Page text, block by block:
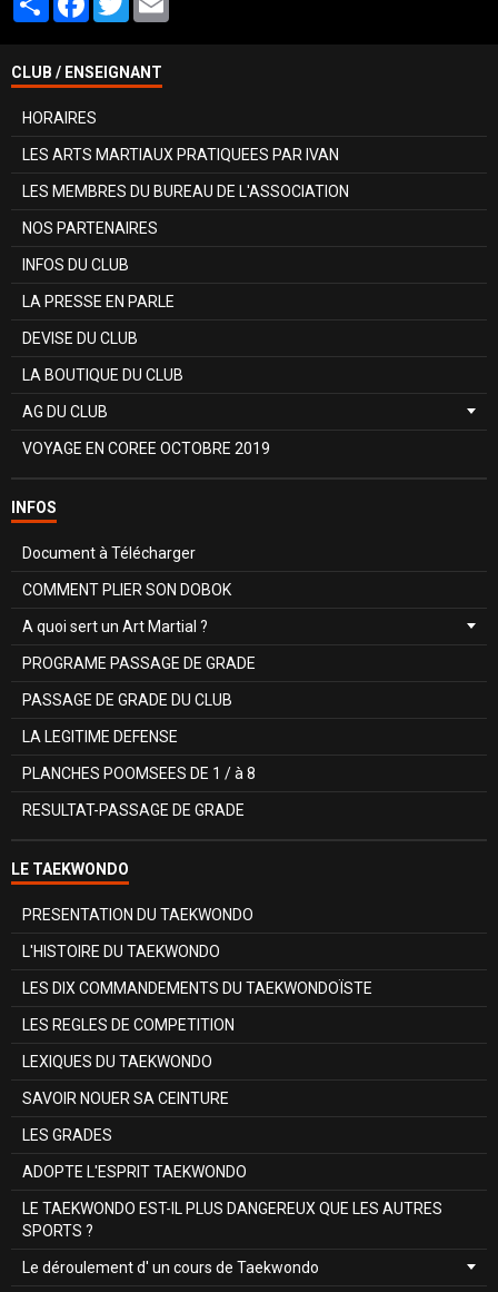
CLUB / ENSEIGNANT
HORAIRES
LES ARTS MARTIAUX PRATIQUEES PAR IVAN
LES MEMBRES DU BUREAU DE L'ASSOCIATION
NOS PARTENAIRES
INFOS DU CLUB
LA PRESSE EN PARLE
DEVISE DU CLUB
LA BOUTIQUE DU CLUB
AG DU CLUB
VOYAGE EN COREE OCTOBRE 2019
INFOS
Document à Télécharger
COMMENT PLIER SON DOBOK
A quoi sert un Art Martial ?
PROGRAME PASSAGE DE GRADE
PASSAGE DE GRADE DU CLUB
LA LEGITIME DEFENSE
PLANCHES POOMSEES DE 1 / à 8
RESULTAT-PASSAGE DE GRADE
LE TAEKWONDO
PRESENTATION DU TAEKWONDO
L'HISTOIRE DU TAEKWONDO
LES DIX COMMANDEMENTS DU TAEKWONDOÏSTE
LES REGLES DE COMPETITION
LEXIQUES DU TAEKWONDO
SAVOIR NOUER SA CEINTURE
LES GRADES
ADOPTE L'ESPRIT TAEKWONDO
LE TAEKWONDO EST-IL PLUS DANGEREUX QUE LES AUTRES
SPORTS ?
Le déroulement d' un cours de Taekwondo